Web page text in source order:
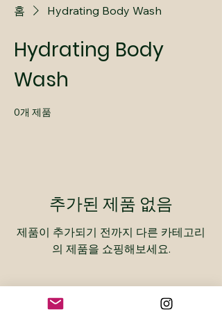
홈 Hydrating Body Wash
Hydrating Body
Wash
0개 제품
추가된 제품 없음
제품이 추가되기 전까지 다른 카테고리
의 제품을 쇼핑해보세요.